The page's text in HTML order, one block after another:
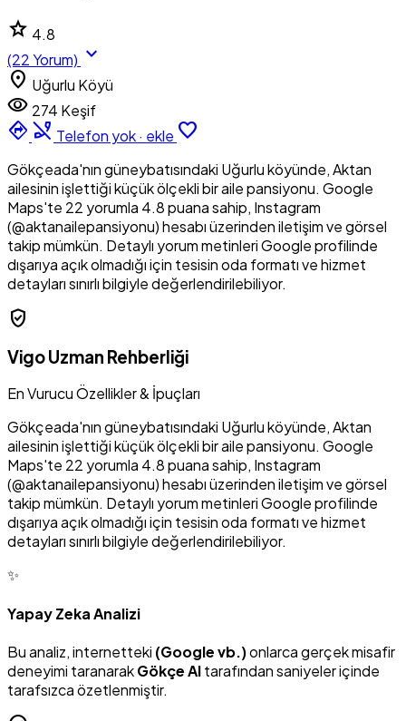
star 4.8
(22 Yorum) expand_more
location_on Uğurlu Köyü
visibility 274 Keşif
directions phone_disabled Telefon yok · ekle favorite_border
Gökçeada'nın güneybatısındaki Uğurlu köyünde, Aktan
ailesinin işlettiği küçük ölçekli bir aile pansiyonu. Google
Maps'te 22 yorumla 4.8 puana sahip, Instagram
(@aktanailepansiyonu) hesabı üzerinden iletişim ve görsel
takip mümkün. Detaylı yorum metinleri Google profilinde
dışarıya açık olmadığı için tesisin oda formatı ve hizmet
detayları sınırlı bilgiyle değerlendirilebiliyor.
verified_user
Vigo Uzman Rehberliği
En Vurucu Özellikler & İpuçları
Gökçeada'nın güneybatısındaki Uğurlu köyünde, Aktan
ailesinin işlettiği küçük ölçekli bir aile pansiyonu. Google
Maps'te 22 yorumla 4.8 puana sahip, Instagram
(@aktanailepansiyonu) hesabı üzerinden iletişim ve görsel
takip mümkün. Detaylı yorum metinleri Google profilinde
dışarıya açık olmadığı için tesisin oda formatı ve hizmet
detayları sınırlı bilgiyle değerlendirilebiliyor.
✨
Yapay Zeka Analizi
Bu analiz, internetteki (Google vb.)onlarca gerçek misafir
deneyimi taranarakGökçe AItarafından saniyeler içinde
tarafsızca özetlenmiştir.